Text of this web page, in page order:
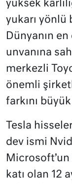
yüksek
yukarı yönlü
Dünyanın
unvanına
merkezli
önemli
farkını
Tesla
dev ismi
Microsoft’un
katı olan 12